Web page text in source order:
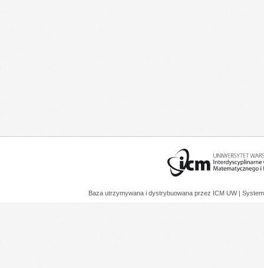
Baza utrzymywana i dystrybuowana przez ICM UW |